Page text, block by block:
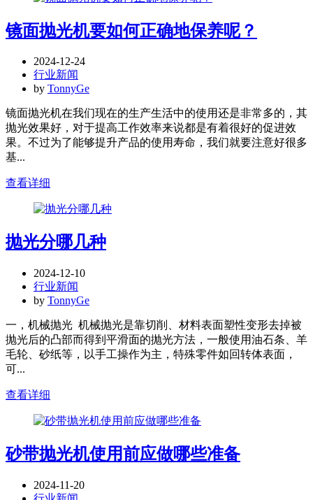
镜面抛光机要如何正确地保养呢？
2024-12-24
行业新闻
by TonnyGe
镜面抛光机在我们现在的生产生活中的使用还是非常多的，其
抛光效果好，对于提高工作效率来说都是有着很好的促进效
果。不过为了能够提升产品的使用寿命，我们就要注意好很多
基...
查看详细
抛光分哪几种
2024-12-10
行业新闻
by TonnyGe
一，机械抛光 机械抛光是靠切削、材料表面塑性变形去掉被
抛光后的凸部而得到平滑面的抛光方法，一般使用油石条、羊
毛轮、砂纸等，以手工操作为主，特殊零件如回转体表面，
可...
查看详细
砂带抛光机使用前应做哪些准备
2024-11-20